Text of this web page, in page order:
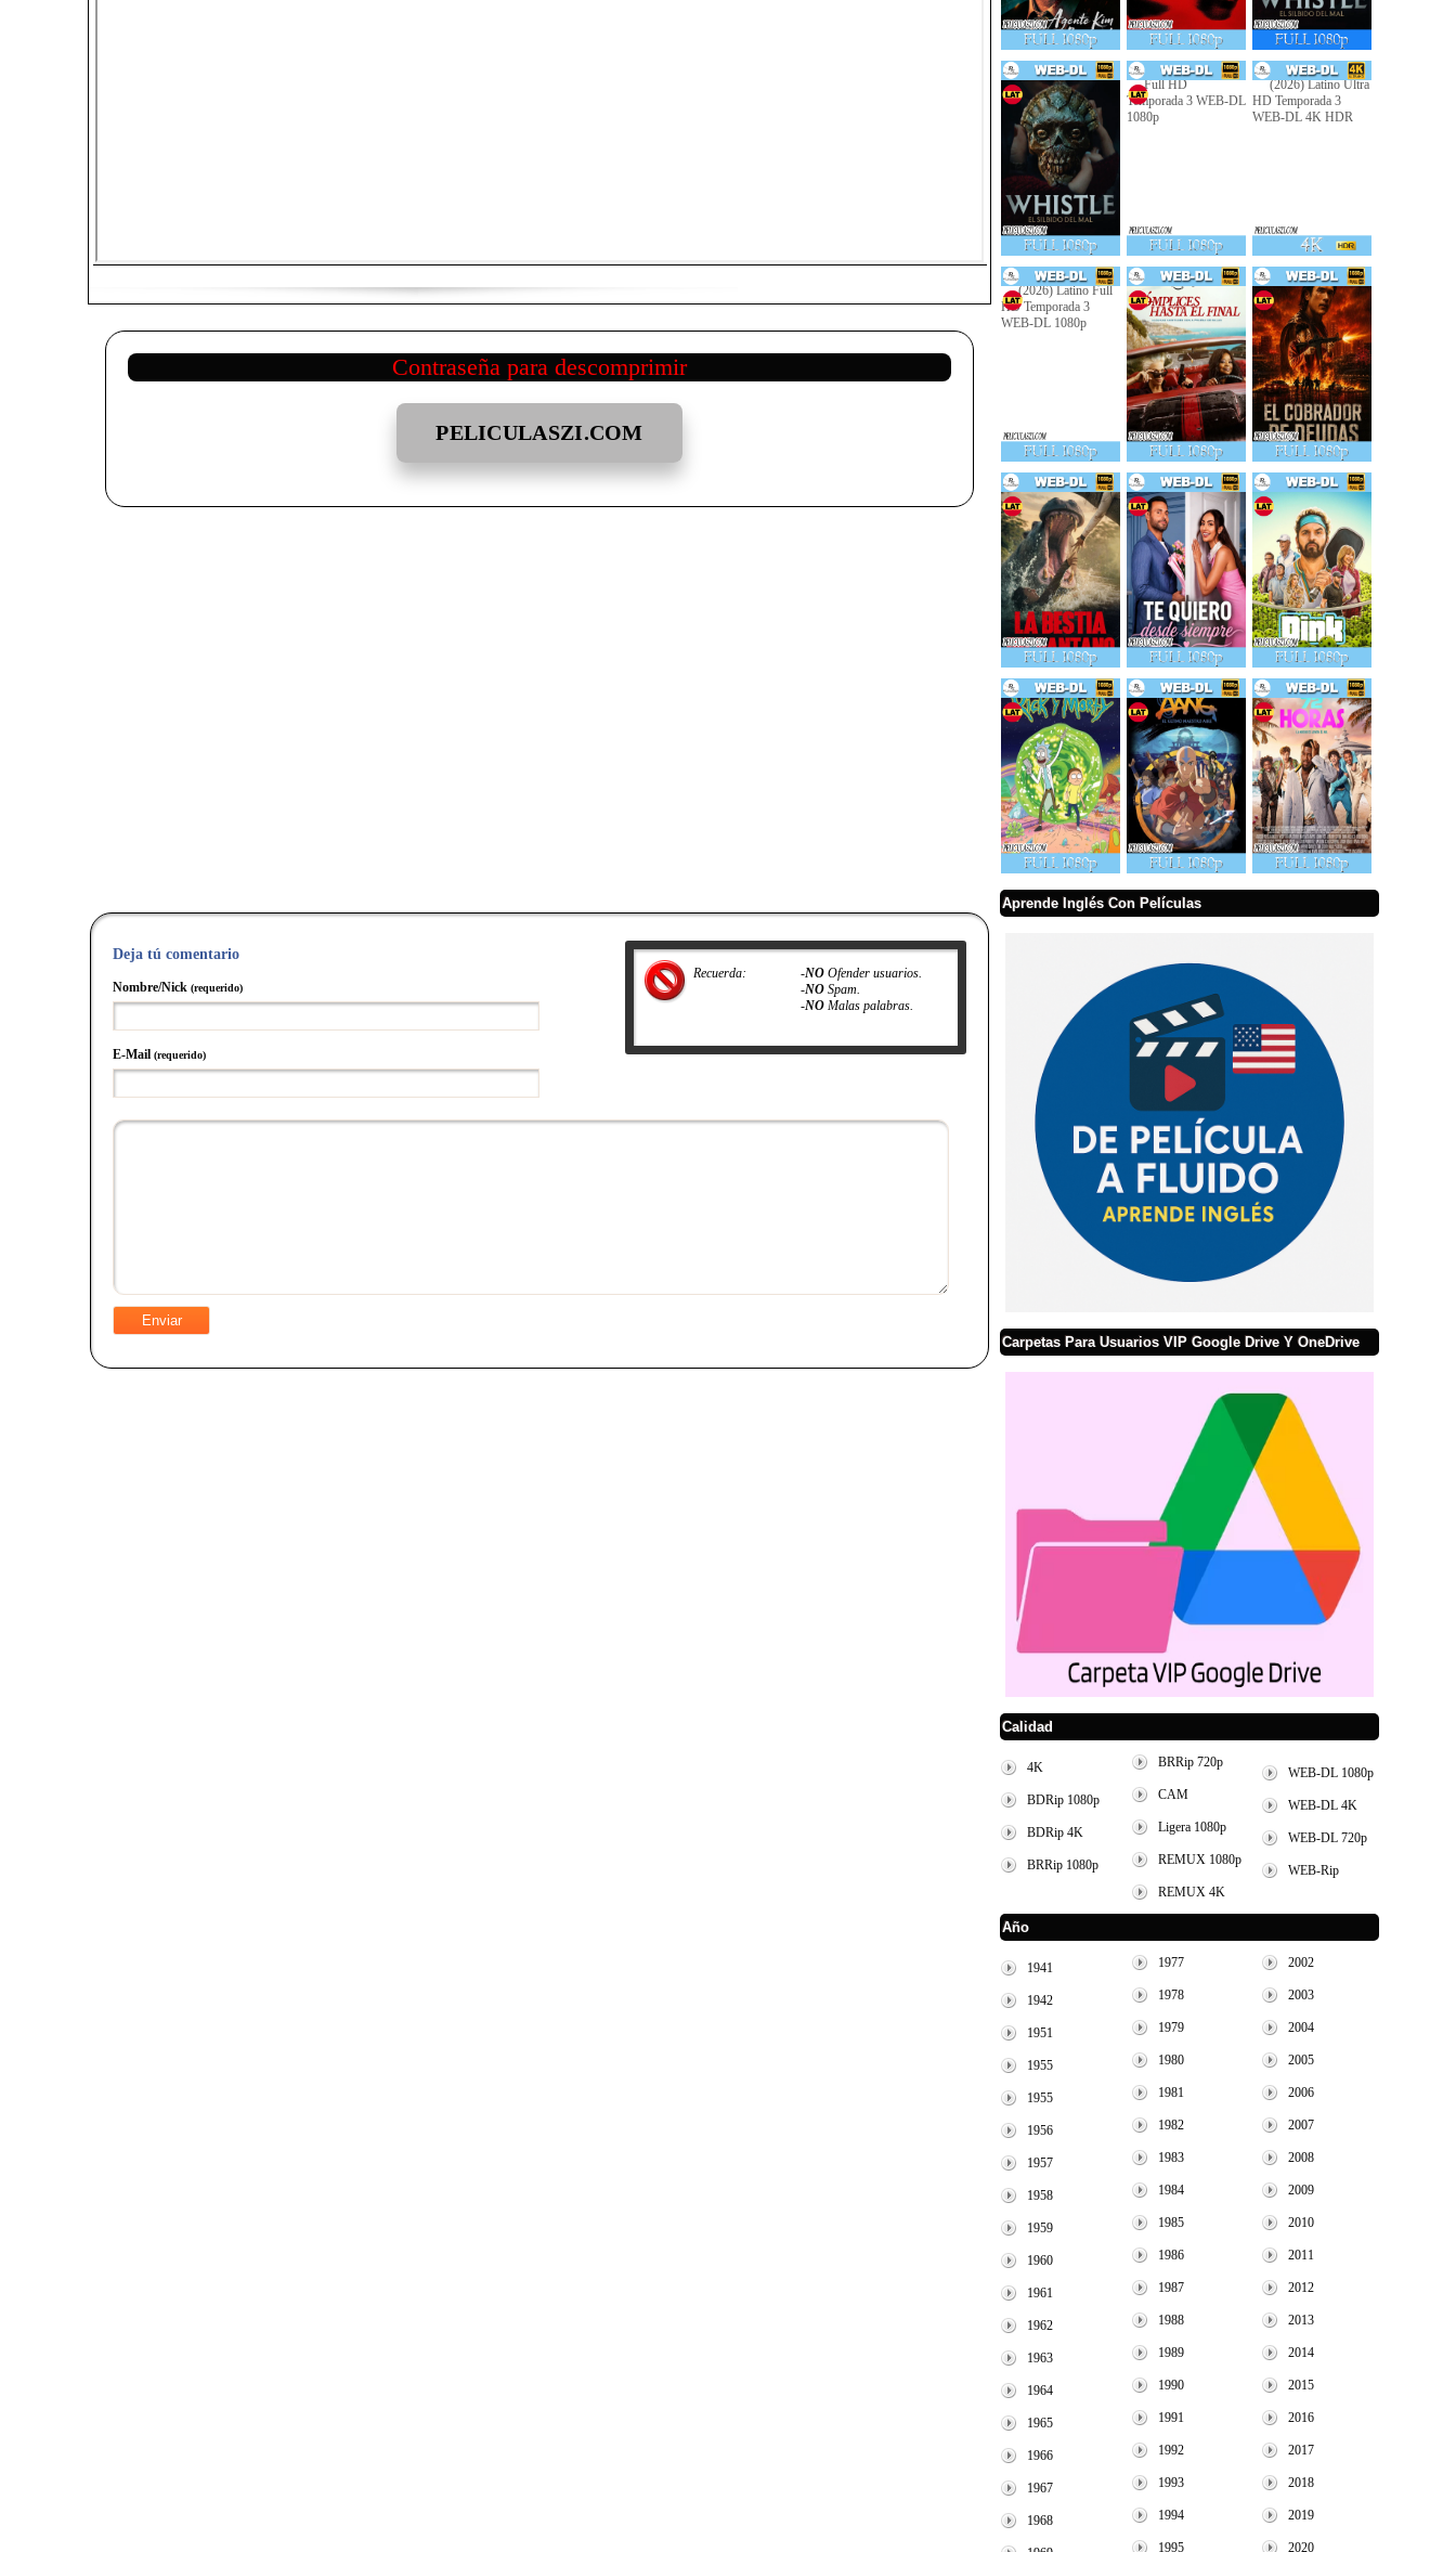
Contraseña para descomprimir
PELICULASZI.COM
Recuerda: -NOOfender usuarios.
-NOSpam.
-NOMalas palabras.
Deja tú comentario
Nombre/Nick (requerido)
E-Mail (requerido)
Aprende Inglés Con Películas
Carpetas Para Usuarios VIP Google Drive Y OneDrive
Calidad
4K
BDRip 1080p
BDRip 4K
BRRip 1080p
BRRip 720p
CAM
Ligera 1080p
REMUX 1080p
REMUX 4K
WEB-DL 1080p
WEB-DL 4K
WEB-DL 720p
WEB-Rip
Año
1941
1942
1951
1955
1955
1956
1957
1958
1959
1960
1961
1962
1963
1964
1965
1966
1967
1968
1977
1978
1979
1980
1981
1982
1983
1984
1985
1986
1987
1988
1989
1990
1991
1992
1993
1994
1995
2002
2003
2004
2005
2006
2007
2008
2009
2010
2011
2012
2013
2014
2015
2016
2017
2018
2019
2020